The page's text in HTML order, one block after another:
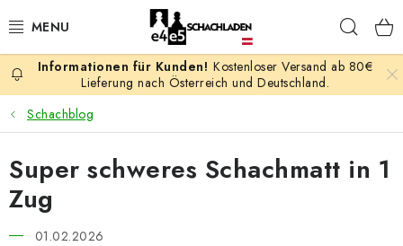
Inhalt
AKTION
SCHACHSPIELE
SCHACHFIGUREN
SCHACHBRETTER
Kostenloser Versand ab 80€
Lieferung nach Österreich und Deutschland.
Schachblog
Super schweres Schachmatt in 1
Zug
01.02.2026